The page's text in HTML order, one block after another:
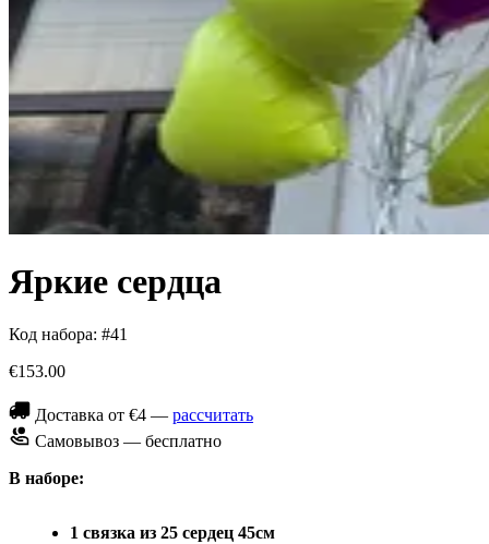
Яркие сердца
Код набора: #41
€153.00
Доставка от €4 — рассчитать
Самовывоз — бесплатно
В наборе:
1 связка из 25 сердец 45см